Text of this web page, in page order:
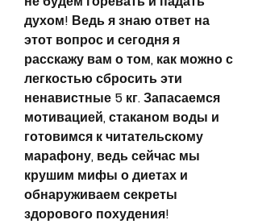
духом! Ведь я знаю ответ на
этот вопрос и сегодня я
расскажу вам о том, как можно с
легкостью сбросить эти
ненавистные 5 кг. Запасаемся
мотивацией, стаканом воды и
готовимся к читательскому
марафону, ведь сейчас мы
крушим мифы о диетах и
обнаруживаем секреты
здорового похудения!